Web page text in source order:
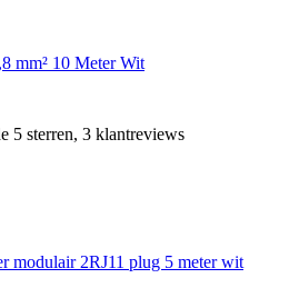
mm² 10 Meter Wit
5 sterren, 3 klantreviews
modulair 2RJ11 plug 5 meter wit